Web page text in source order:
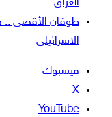
العراق
طوفان الأقصى ..
الاسرائيلي
فيسبوك
‫X
‫YouTube